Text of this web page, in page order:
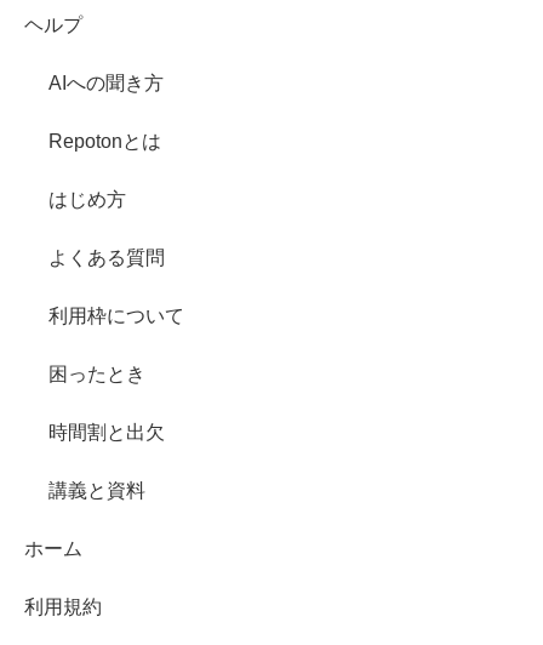
ヘルプ
AIへの聞き方
Repotonとは
はじめ方
よくある質問
利用枠について
困ったとき
時間割と出欠
講義と資料
ホーム
利用規約